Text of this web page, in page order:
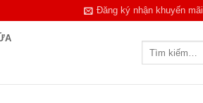
Đăng ký nhận khuyến mãi